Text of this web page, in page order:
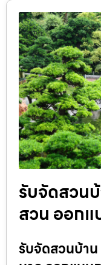
รับจัดสวน
สวน ออก
รับจัดสวนบ้า